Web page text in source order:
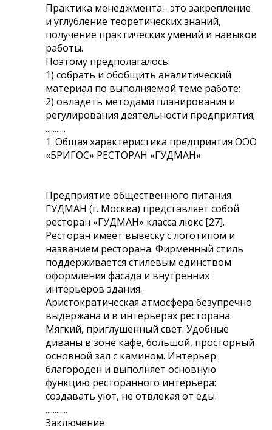
Практика менеджмента– это закрепление
и углубление теоретических знаний,
получение практических умений и навыков
работы.
Поэтому предполагалось:
1) собрать и обобщить аналитический
материал по выполняемой теме работе;
2) овладеть методами планирования и
регулирования деятельности предприятия;
...........
1. Общая характеристика предприятия ООО
«БРИГОС» РЕСТОРАН «ГУДМАН»
Предприятие общественного питания
ГУДМАН (г. Москва) представляет собой
ресторан «ГУДМАН» класса люкс [27].
Ресторан имеет вывеску с логотипом и
названием ресторана. Фирменный стиль
поддерживается стилевым единством
оформления фасада и внутренних
интерьеров здания.
Аристократическая атмосфера безупречно
выдержана и в интерьерах ресторана.
Мягкий, приглушенный свет. Удобные
диваны в зоне кафе, большой, просторный
основной зал с камином. Интерьер
благороден и выполняет основную
функцию ресторанного интерьера:
создавать уют, не отвлекая от еды.
............
Заключение